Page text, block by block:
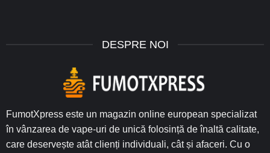
DESPRE NOI
FumotXpress este un magazin online european specializat
în vânzarea de vape-uri de unică folosință de înaltă calitate,
care deservește atât clienți individuali, cât și afaceri. Cu o